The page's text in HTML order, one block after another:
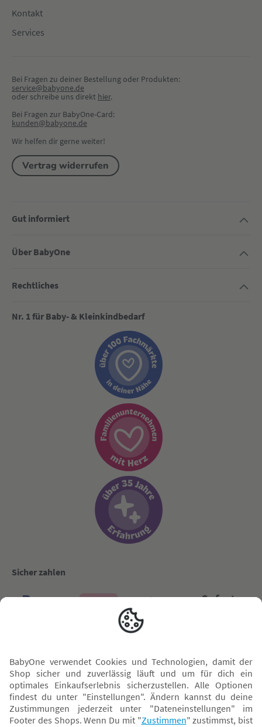
Kontakt
Services
Bei Fragen zu deiner Bestellung oder Produkten:
service@babyone.de
oder schreibe uns direkt hier.
Bei Fragen zur BabyOne-Card:
kunden@babyone.de
Wir helfen dir gerne weiter!
Vertrag widerrufen
Gut informiert
Über BabyOne
Rechtliches
Nr. 1 für Baby- & Kleinkindbedarf
Sicher zahlen
Versand mit